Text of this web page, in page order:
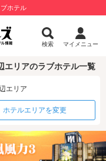
ホテル
検索 マイメニュー
エリアのラブホテル一覧
エリア
ホテルエリアを変更